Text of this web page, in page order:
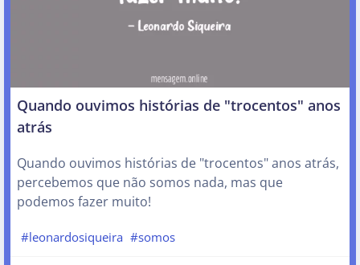
Quando ouvimos histórias de "trocentos" anos
atrás
Quando ouvimos histórias de "trocentos" anos atrás,
percebemos que não somos nada, mas que
podemos fazer muito!
#leonardosiqueira #somos